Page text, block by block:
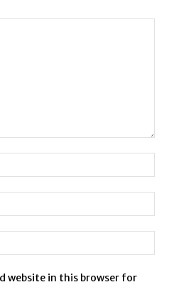
website in this browser for